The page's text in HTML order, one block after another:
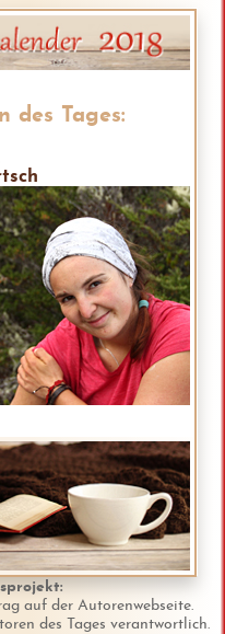
des Tages:
auf der Autorenwebseite.
des Tages verantwortlich.